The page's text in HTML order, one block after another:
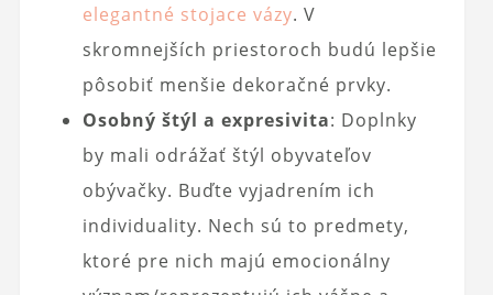
elegantné stojace vázy. V
skromnejších priestoroch budú lepšie
pôsobiť menšie dekoračné prvky.
Osobný štýl a expresivita: Doplnky
by mali odrážať štýl obyvateľov
obývačky. Buďte vyjadrením ich
individuality. Nech sú to predmety,
ktoré pre nich majú emocionálny